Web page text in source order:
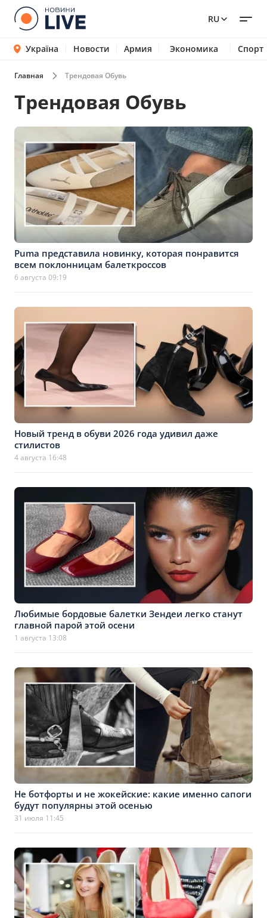
RU
Україна Новости Армия Экономика Спорт
Главная Трендовая Обувь
Трендовая Обувь
Puma представила новинку, которая понравится
всем поклонницам балеткроссов
6 августа 09:19
Новый тренд в обуви 2026 года удивил даже
стилистов
4 августа 16:48
Любимые бордовые балетки Зендеи легко станут
главной парой этой осени
1 августа 13:08
Не ботфорты и не жокейские: какие именно сапоги
будут популярны этой осенью
31 июля 11:45